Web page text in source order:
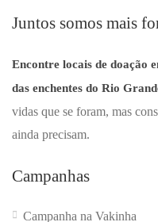
Juntos somos mais
Encontre locais de doação
das enchentes do Rio
vidas que se foram, mas
ainda precisam.
Campanhas
Campanha na Vakinha